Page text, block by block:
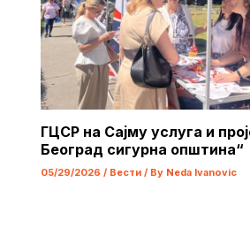
ГЦСР на Сајму услуга и
Београд сигурна општина“
05/29/2026 / Вести/ By Neda Ivanovic